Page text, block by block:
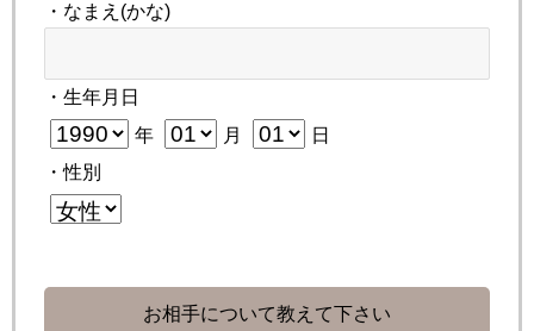
・なまえ(かな)
・生年月日
年 月
日
・性別
お相手について教えて下さい